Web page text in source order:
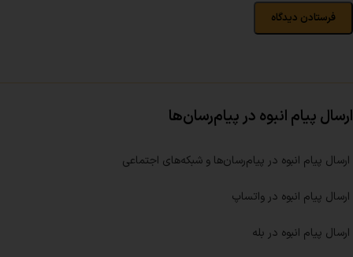
ارسال پیام انبوه در پیام‌رسان‌ها
ارسال پیام انبوه در پیام‌رسان‌ها و شبکه‌های اجتماعی
ارسال پیام انبوه در واتساپ
ارسال پیام انبوه در بله